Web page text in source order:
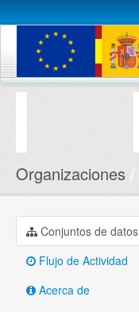
Conjuntos de datos
Organizaciones
Conjuntos de datos
Flujo de Actividad
Acerca de